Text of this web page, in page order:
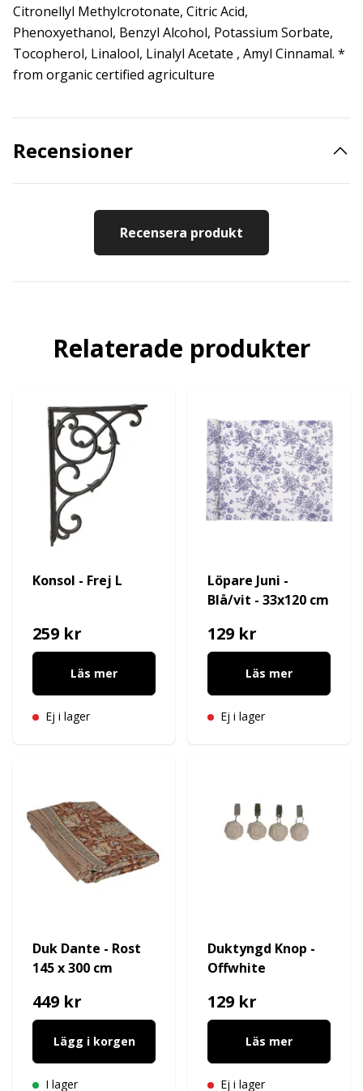
Citronellyl Methylcrotonate, Citric Acid,
Phenoxyethanol, Benzyl Alcohol, Potassium Sorbate,
Tocopherol, Linalool, Linalyl Acetate , Amyl Cinnamal. *
from organic certified agriculture
Recensioner
Recensera produkt
Relaterade produkter
Konsol - Frej L
259 kr
Läs mer
Ej i lager
Löpare Juni -
Blå/vit - 33x120 cm
129 kr
Läs mer
Ej i lager
Duk Dante - Rost
145 x 300 cm
449 kr
Lägg i korgen
I lager
Duktyngd Knop -
Offwhite
129 kr
Läs mer
Ej i lager